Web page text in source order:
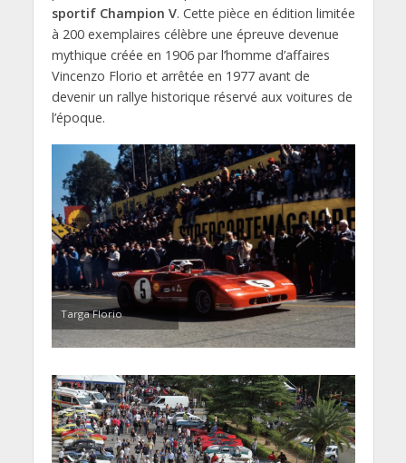
sportif Champion V. Cette pièce en édition limitée
à 200 exemplaires célèbre une épreuve devenue
mythique créée en 1906 par l’homme d’affaires
Vincenzo Florio et arrêtée en 1977 avant de
devenir un rallye historique réservé aux voitures de
l’époque.
Targa Florio